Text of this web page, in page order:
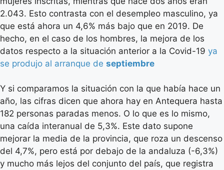
2.043. Esto contrasta con el desempleo masculino, ya
que está ahora un 4,6% más bajo que en 2019. De
hecho, en el caso de los hombres, la mejora de los
datos respecto a la situación anterior a la Covid-19 ya
se produjo al arranque de septiembre
Y si comparamos la situación con la que había hace un
año, las cifras dicen que ahora hay en Antequera hasta
182 personas paradas menos. O lo que es lo mismo,
una caída interanual de 5,3%. Este dato supone
mejorar la media de la provincia, que roza un descenso
del 4,7%, pero está por debajo de la andaluza (-6,3%)
y mucho más lejos del conjunto del país, que registra